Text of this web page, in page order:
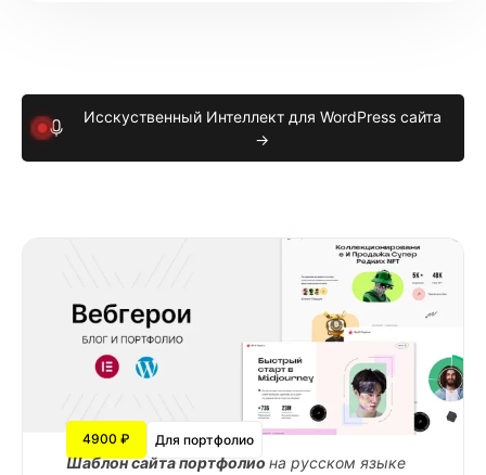
Исскуственный Интеллект для WordPress сайта
→
4900 ₽ Для портфолио
Шаблон сайта портфолио на русском языке